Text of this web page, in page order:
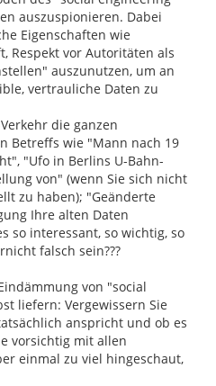
auszuspionieren. Dabei
Eigenschaften wie
Respekt vor Autoritäten als
auszunutzen, um an
vertrauliche Daten zu
die ganzen
Betreffs wie "Mann nach 19
"Ufo in Berlins U-Bahn-
von" (wenn Sie sich nicht
zu haben); "Geänderte
Ihre alten Daten
so interessant, so wichtig, so
falsch sein???
von "social
liefern: Vergewissern Sie
anspricht und ob es
vorsichtig mit allen
einmal zu viel hingeschaut,